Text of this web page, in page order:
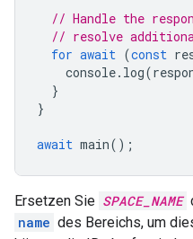
// Handle the
// resolve
for await (const
console. log(
}
}
await main();
Ersetzen Sie SPACE_NAME
name des Bereichs, um